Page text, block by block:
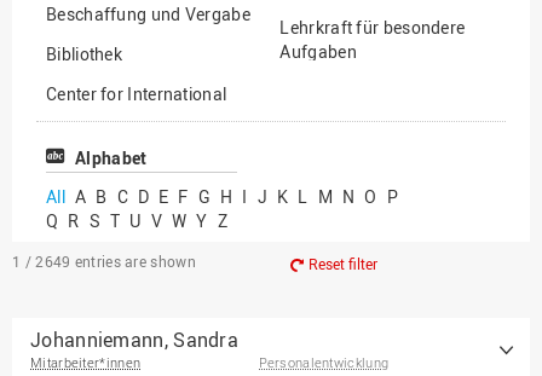
Beschaffung und Vergabe
Bibliothek
Center for International
Mobility
Center for International
Chancengerechtigkeit
eLearning Competence
EU-Büro
Fakultät
Lehrkraft für besondere
Aufgaben
Professor*innen im
Alphabet
All A B C D E F G H I J K L M N O P
Q R S T U V W Y Z
1 / 2649 entries are shown Reset filter
Johanniemann, Sandra
Mitarbeiter*innen Personalentwicklung